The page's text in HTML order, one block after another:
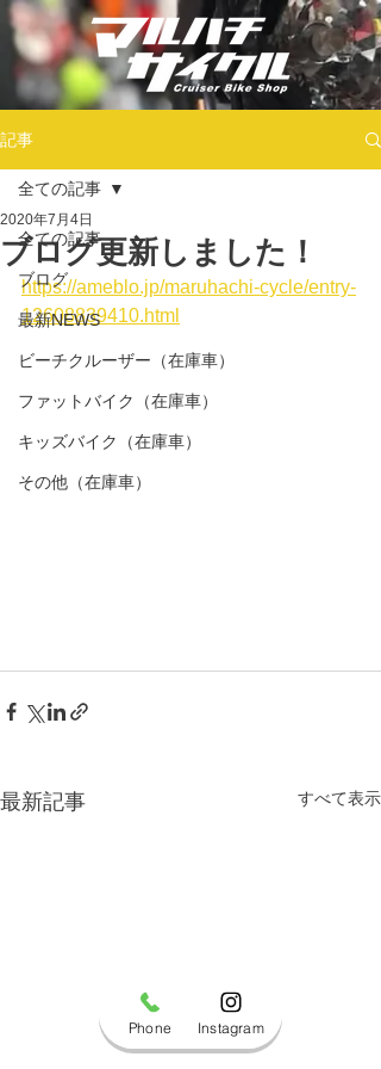
記事
全ての記事
ブログ
最新NEWS
ビーチクルーザー（在庫車）
ファットバイク（在庫車）
キッズバイク（在庫車）
その他（在庫車）
全ての記事
ブログ更新しました！
2020年7月4日
https://ameblo.jp/maruhachi-cycle/entry-
12608839410.html
最新記事 すべて表示
Phone Instagram